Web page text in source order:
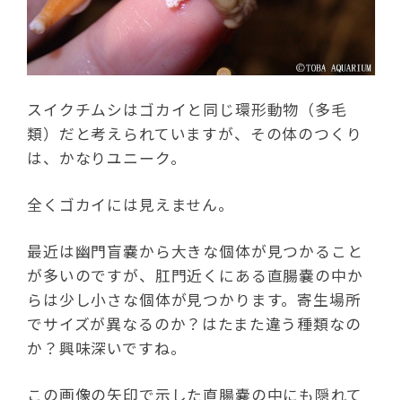
スイクチムシはゴカイと同じ環形動物（多毛
類）だと考えられていますが、その体のつくり
は、かなりユニーク。
全くゴカイには見えません。
最近は幽門盲嚢から大きな個体が見つかること
が多いのですが、肛門近くにある直腸嚢の中か
らは少し小さな個体が見つかります。寄生場所
でサイズが異なるのか？はたまた違う種類なの
か？興味深いですね。
この画像の矢印で示した直腸嚢の中にも隠れて